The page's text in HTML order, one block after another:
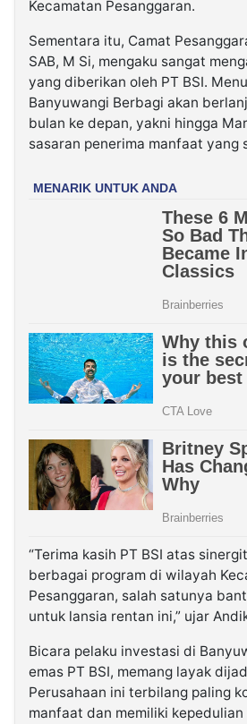
Kecamatan Pesanggaran.
Sementara itu, Camat
SAB, M Si, mengaku sangat
yang diberikan oleh PT BSI.
Banyuwangi Berbagi akan
bulan ke depan, yakni hingga
sasaran penerima manfaat yang
“Terima kasih PT BSI atas
berbagai program di wilayah
Pesanggaran, salah satunya
untuk lansia rentan ini,” ujar
Bicara pelaku investasi di
emas PT BSI, memang layak
Perusahaan ini terbilang paling
manfaat dan memiliki